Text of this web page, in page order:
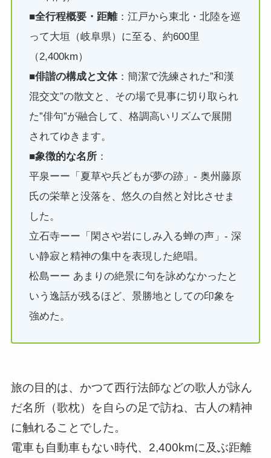
■全行程概要・距離：江戸から東北・北陸を巡
って大垣（岐阜県）に至る、約600里
（2,400km）
■俳諧の構成と文体：簡潔で洗練された”和漢
混交文”の散文と、その場で見事に切り取られ
た”俳句”が融合して、格調高いリズムで展開
されてゆきます。
■象徴的な名所 ：
平泉ーー「夏草や兵どもが夢の跡」- 奥州藤原
氏の栄華と没落を、悠久の自然と対比させま
した。
立石寺ーー「閑さや岩にしみ入る蝉の声」- 深
い静寂と精神の集中を表現した絶唱。
松島ーー あまりの絶景に句を詠めなかったと
いう逸話が残るほど、景勝地としての印象を
強めた。
旅の目的は、かつて西行法師などの歌人が詠ん
だ名所（歌枕）を自らの足で訪ね、古人の精神
に触れることでした。
電車も自動車もない時代、2,400kmに及ぶ距離